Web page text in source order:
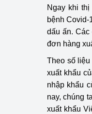
Ngay khi
bệnh
dấu ấn.
đơn hàng
Theo số
xuất khẩu
nhập khẩu
nay, chúng
xuất khẩu